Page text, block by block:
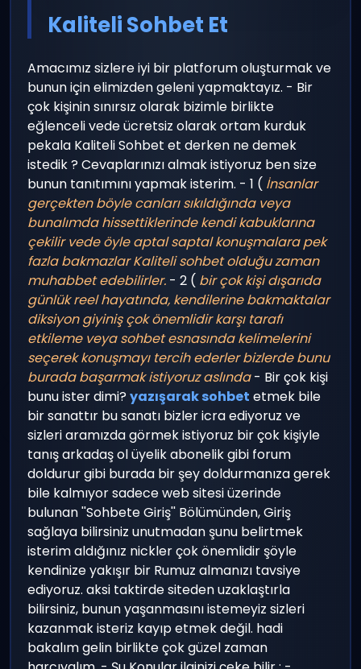
Kaliteli Sohbet Et
Amacımız sizlere iyi bir platforum oluşturmak ve
bunun için elimizden geleni yapmaktayız. - Bir
çok kişinin sınırsız olarak bizimle birlikte
eğlenceli vede ücretsiz olarak ortam kurduk
pekala Kaliteli Sohbet et derken ne demek
istedik ? Cevaplarınızı almak istiyoruz ben size
bunun tanıtımını yapmak isterim. - 1 ( İnsanlar
gerçekten böyle canları sıkıldığında veya
bunalımda hissettiklerinde kendi kabuklarına
çekilir vede öyle aptal saptal konuşmalara pek
fazla bakmazlar Kaliteli sohbet olduğuzaman
muhabbet edebilirler. - 2 ( bir çok kişi dışarıda
günlük reel hayatında, kendilerine bakmaktalar
diksiyon giyiniş çok önemlidir karşı tarafı
etkileme veya sohbet esnasında kelimelerini
seçerek konuşmayı tercih ederler bizlerde bunu
burada başarmak istiyoruz aslında- Bir çok kişi
bunu ister dimi? yazışarak sohbet etmek bile
bir sanattır bu sanatı bizler icra ediyoruz ve
sizleri aramızda görmek istiyoruz bir çok kişiyle
tanış arkadaş ol üyelik abonelik gibi forum
doldurur gibi burada bir şey doldurmanıza gerek
bile kalmıyor sadece web sitesi üzerinde
bulunan ''Sohbete Giriş'' Bölümünden, Giriş
sağlaya bilirsiniz unutmadan şunu belirtmek
isterim aldığınız nickler çok önemlidir şöyle
kendinize yakışır bir Rumuz almanızı tavsiye
ediyoruz. aksi taktirde siteden uzaklaştırla
bilirsiniz, bunun yaşanmasını istemeyiz sizleri
kazanmak isteriz kayıp etmek değil. hadi
bakalım gelin birlikte çok güzel zaman